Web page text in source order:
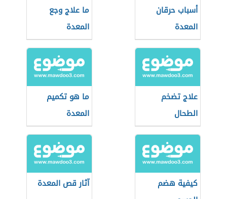
أسباب حرقان
المعدة
ما علاج وجع
المعدة
علاج تضخم
الطحال
ما هو تكميم
المعدة
كيفية هضم
آثار قص المعدة